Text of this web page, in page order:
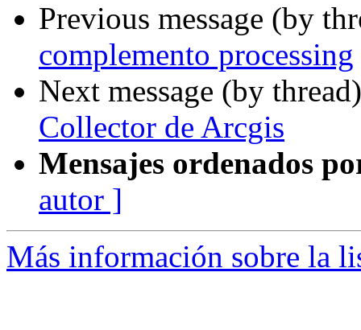
Previous message (by
complemento processing
Next message (by
Collector de Arcgis
Mensajes ordenados
autor ]
Más información sobre la